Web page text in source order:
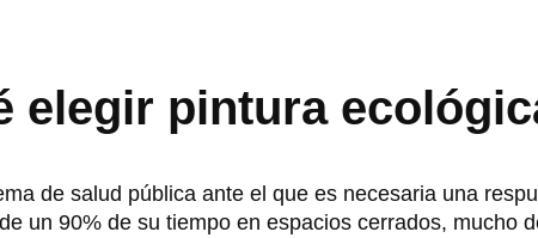
elegir pintura
de salud pública ante el que es necesaria una
un 90% de su tiempo en espacios cerrados, mucho